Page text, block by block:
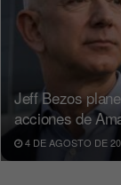
Jeff Bezos
acciones de
4 DE AGOSTO DE